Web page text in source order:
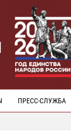
ПРЕСС-СЛУЖБА